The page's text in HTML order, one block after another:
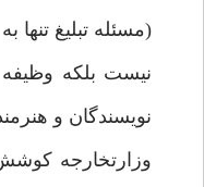
(مسئله تبلیغ تنها
نیست بلکه وظیفه
نویسندگان و
وزارتخارجه